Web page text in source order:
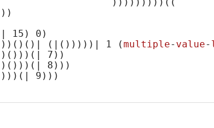
))))))))) ((
)
15) 0 )
) () () (|() ))))| 1 (multiple- value-
) () )) (| 7) )
) () )) (| 8) ))
)) (| 9) ))